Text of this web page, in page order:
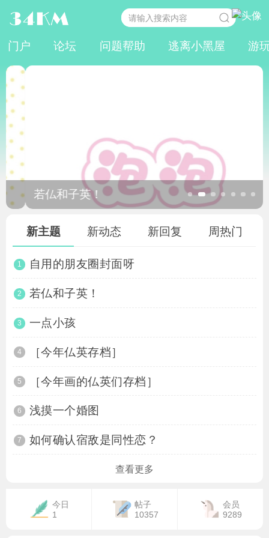
门户 论坛 问题帮助 逃离小黑屋 游
若仏和子英！
新主题 新动态 新回复 周热门
1 自用的朋友圈封面呀
2 若仏和子英！
3 一点小孩
4 ［今年仏英存档］
5 ［今年画的仏英们存档］
6 浅摸一个婚图
7 如何确认宿敌是同性恋？
查看更多
今日
1
帖子
10357
会员
9289